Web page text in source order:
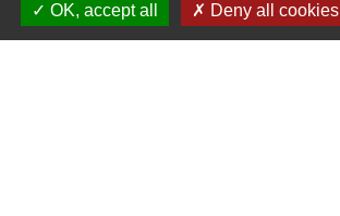
OK, accept all
Deny all cookies